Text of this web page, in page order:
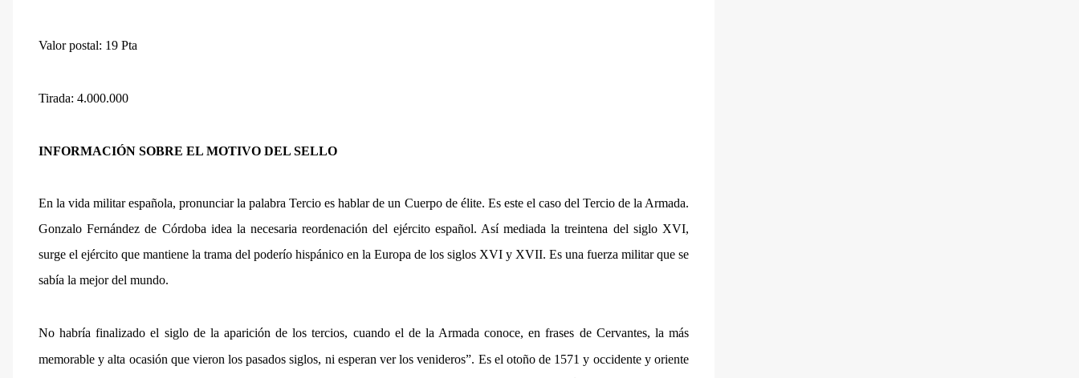
Valor postal: 19 Pta
Tirada: 4.000.000
INFORMACIÓN SOBRE EL MOTIVO DEL SELLO
En la vida militar española, pronunciar la palabra Tercio es hablar de un Cuerpo de élite. Es este el caso del Tercio de la Armada.
Gonzalo Fernández de Córdoba idea la necesaria reordenación del ejército español. Así mediada la treintena del siglo XVI,
surge el ejército que mantiene la trama del poderío hispánico en la Europa de los siglos XVI y XVII. Es una fuerza militar que se
sabía la mejor del mundo.
No habría finalizado el siglo de la aparición de los tercios, cuando el de la Armada conoce, en frases de Cervantes, la más
memorable y alta ocasión que vieron los pasados siglos, ni esperan ver los venideros”. Es el otoño de 1571 y occidente y oriente